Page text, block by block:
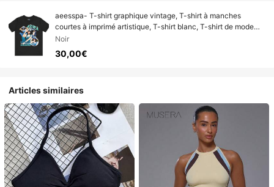
aeesspa- T-shirt graphique vintage, T-shirt à manches
courtes à imprimé artistique, T-shirt blanc, T-shirt de mode
rétro K-pop pour fans
Noir
30,00€
Articles similaires